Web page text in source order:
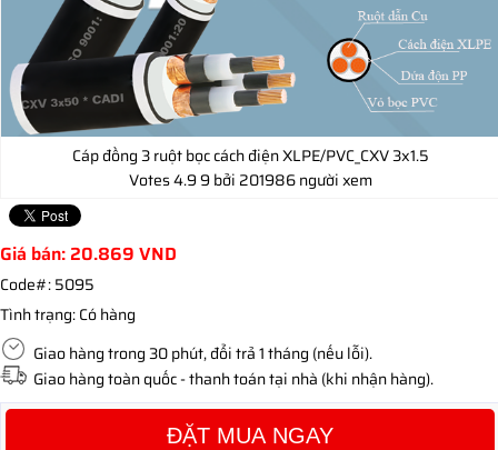
Cáp đồng 3 ruột bọc cách điện XLPE/PVC_CXV 3x1.5
Votes4.99bởi 201986 người xem
Giá bán: 20.869 VND
Code#:5095
Tình trạng:Có hàng
Giao hàng trong 30 phút, đổi trả 1 tháng (nếu lỗi).
Giao hàng toàn quốc - thanh toán tại nhà (khi nhận hàng).
ĐẶT MUA NGAY